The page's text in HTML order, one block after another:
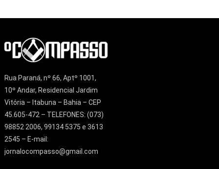
Rua Paraná, nº 66, Aptº 1001,
10º Andar, Residencial Jardim
Vitória – Itabuna – Bahia – CEP
45.605-472 – TELEFONES: (073)
98852 2006, 99134 5375 e 3613
2545 – E-mail:
jornalocompasso@gmail.com